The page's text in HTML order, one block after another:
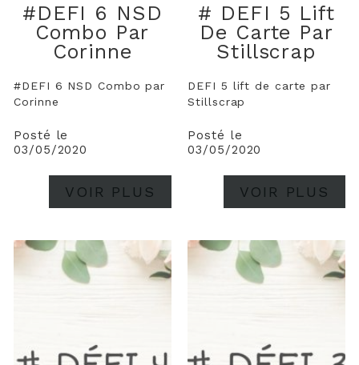
#DEFI 6 NSD
Combo Par
Corinne
#DEFI 6 NSD Combo par
Corinne
Posté le
03/05/2020
VOIR PLUS
# DEFI 5 Lift
De Carte Par
Stillscrap
DEFI 5 lift de carte par
Stillscrap
Posté le
03/05/2020
VOIR PLUS